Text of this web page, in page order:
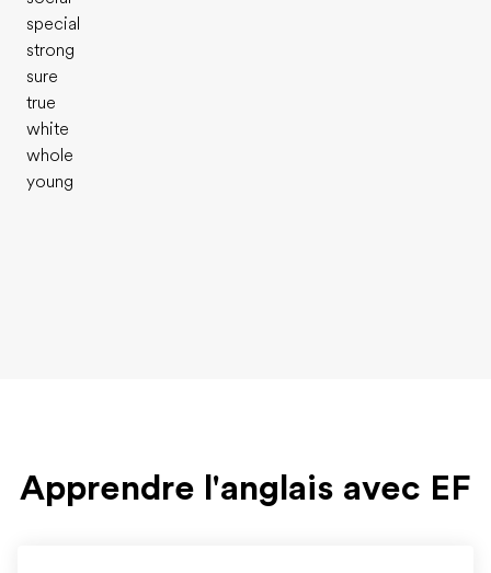
special
strong
sure
true
white
whole
young
Apprendre l'anglais avec EF